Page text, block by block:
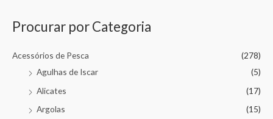
Procurar por Categoria
Acessórios de Pesca
(278)
Agulhas de Iscar
(5)
Alicates
(17)
Argolas
(15)